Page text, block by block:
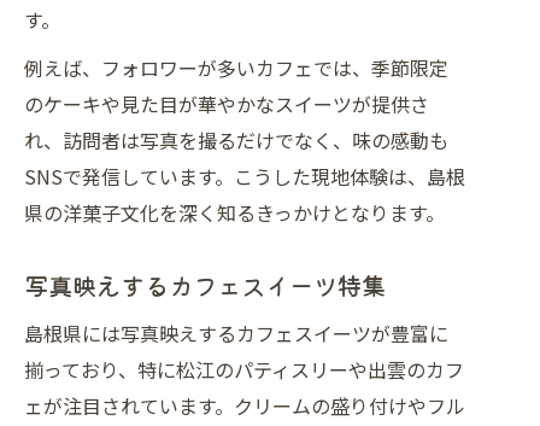
す。
例えば、フォロワーが多いカフェでは、季節限定
のケーキや見た目が華やかなスイーツが提供さ
れ、訪問者は写真を撮るだけでなく、味の感動も
SNSで発信しています。こうした現地体験は、島根
県の洋菓子文化を深く知るきっかけとなります。
写真映えするカフェスイーツ特集
島根県には写真映えするカフェスイーツが豊富に
揃っており、特に松江のパティスリーや出雲のカフ
ェが注目されています。クリームの盛り付けやフル